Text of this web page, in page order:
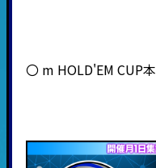
〇 m HOLD'EM CUP